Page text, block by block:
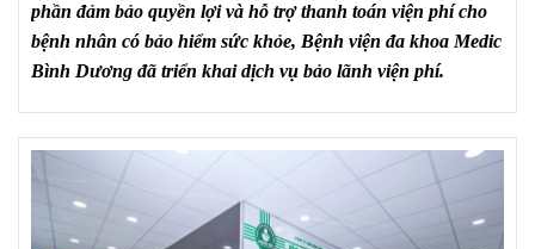
phần đảm bảo quyền lợi và hỗ trợ thanh toán viện phí cho
bệnh nhân có bảo hiểm sức khỏe, Bệnh viện đa khoa Medic
Bình Dương đã triển khai dịch vụ bảo lãnh viện phí.